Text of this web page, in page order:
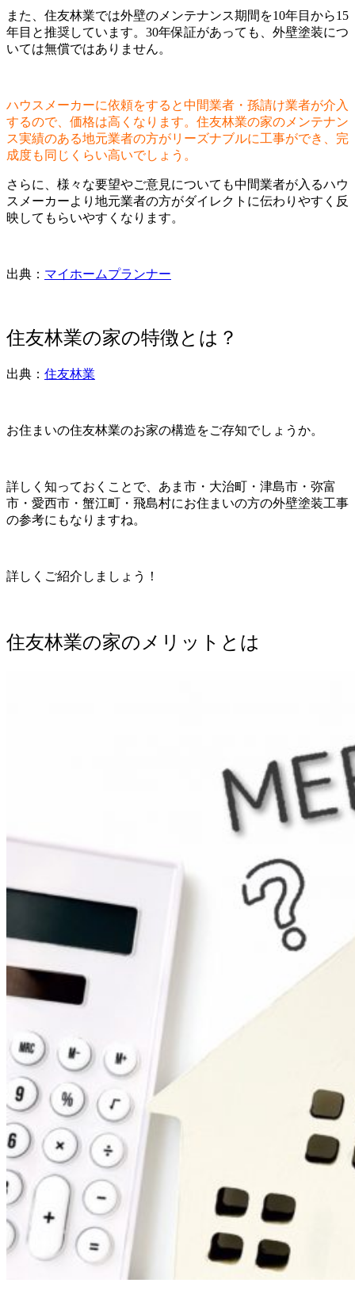
また、住友林業では外壁のメンテナンス期間を10年目から15
年目と推奨しています。30年保証があっても、外壁塗装につ
いては無償ではありません。
ハウスメーカーに依頼をすると中間業者・孫請け業者が介入
するので、価格は高くなります。住友林業の家のメンテナン
ス実績のある地元業者の方がリーズナブルに工事ができ、完
成度も同じくらい高いでしょう。
さらに、様々な要望やご意見についても中間業者が入るハウ
スメーカーより地元業者の方がダイレクトに伝わりやすく反
映してもらいやすくなります。
出典： マイホームプランナー
住友林業の家の特徴とは？
出典： 住友林業
お住まいの住友林業のお家の構造をご存知でしょうか。
詳しく知っておくことで、あま市・大治町・津島市・弥富
市・愛西市・蟹江町・飛島村にお住まいの方の外壁塗装工事
の参考にもなりますね。
詳しくご紹介しましょう！
住友林業の家のメリットとは